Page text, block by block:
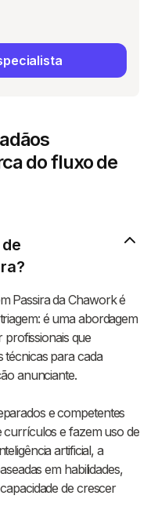
do fluxo de
Passira da Chawork é
é uma abordagem
profissionais que
técnicas para cada
anunciante.
e competentes
currículos e fazem uso de
artificial, a
em habilidades,
de crescer